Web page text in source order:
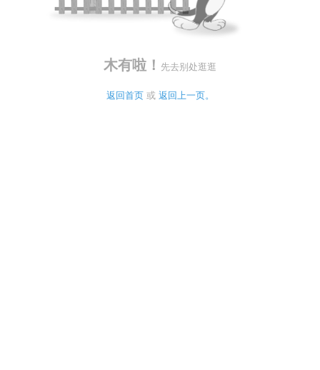
木有啦！ 先去别处逛逛
返回首页 或 返回上一页。